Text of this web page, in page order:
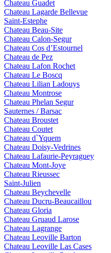
Chateau Guadet
Chateau Lagarde Bellevue
Saint-Estephe
Chateau Beau-Site
Chateau Calon-Segur
Chateau Cos d’Estournel
Chateau de Pez
Chateau Lafon Rochet
Chateau Le Boscq
Chateau Lilian Ladouys
Chateau Montrose
Chateau Phelan Segur
Sauternes / Barsac
Chateau Broustet
Chateau Coutet
Chateau d`Yquem
Chateau Doisy-Vedrines
Chateau Lafaurie-Peyraguey
Chateau Mont-Joye
Chateau Rieussec
Saint-Julien
Chateau Beychevelle
Chateau Ducru-Beaucaillou
Chateau Gloria
Chateau Gruaud Larose
Chateau Lagrange
Chateau Leoville Barton
Chateau Leoville Las Cases